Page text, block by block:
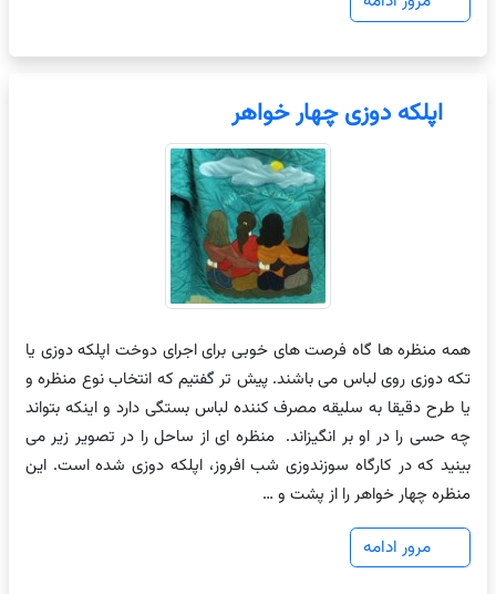
اپلکه دوزی چهار خواهر
همه منظره ها گاه فرصت های خوبی برای اجرای دوخت اپلکه دوزی یا
تکه دوزی روی لباس می باشند. پیش تر گفتیم که انتخاب نوع منظره و
یا طرح دقیقا به سلیقه مصرف کننده لباس بستگی دارد و اینکه بتواند
چه حسی را در او بر انگیزاند. منظره ای از ساحل را در تصویر زیر می
بینید که در کارگاه سوزندوزی شب افروز، اپلکه دوزی شده است. این
منظره چهار خواهر را از پشت و …
مرور ادامه